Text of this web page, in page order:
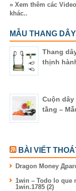
» Xem thêm các
khác..
MẪU THANG
Thang
thịnh
Cuộn dây
tầng –
BÀI VIẾT
Dragon Money
1win – Todo lo que
1win.1785 (2)